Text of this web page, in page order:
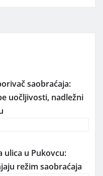
saobraćaja:
uočljivosti, nadležni
ulica u Pukovcu:
režim saobraćaja